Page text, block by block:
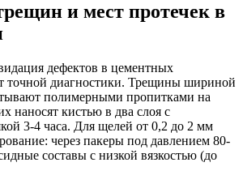
и мест протечек в
дефектов в цементных
точной диагностики. Трещины шириной
полимерными пропитками на
наносят кистью в два слоя с
3-4 часа. Для щелей от 0,2 до 2 мм
через пакеры под давлением 80-
составы с низкой вязкостью (до